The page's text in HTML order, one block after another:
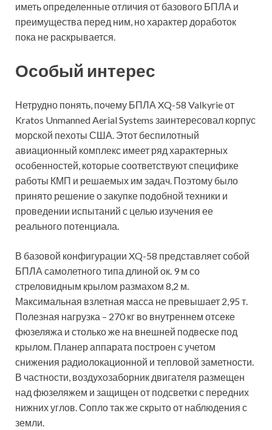
иметь определенные отличия от базового БПЛА и
преимущества перед ним, но характер доработок
пока не раскрывается.
Особый интерес
Нетрудно понять, почему БПЛА XQ-58 Valkyrie от
Kratos Unmanned Aerial Systems заинтересовал корпус
морской пехоты США. Этот беспилотный
авиационный комплекс имеет ряд характерных
особенностей, которые соответствуют специфике
работы КМП и решаемых им задач. Поэтому было
принято решение о закупке подобной техники и
проведении испытаний с целью изучения ее
реального потенциала.
В базовой конфигурации XQ-58 представляет собой
БПЛА самолетного типа длиной ок. 9 м со
стреловидным крылом размахом 8,2 м.
Максимальная взлетная масса не превышает 2,95 т.
Полезная нагрузка – 270 кг во внутреннем отсеке
фюзеляжа и столько же на внешней подвеске под
крылом. Планер аппарата построен с учетом
снижения радиолокационной и тепловой заметности.
В частности, воздухозаборник двигателя размещен
над фюзеляжем и защищен от подсветки с передних
нижних углов. Сопло так же скрыто от наблюдения с
земли.